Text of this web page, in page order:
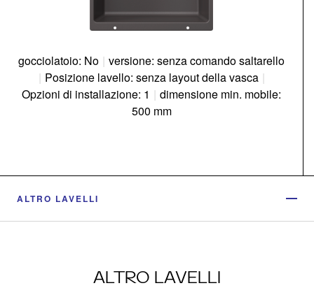
gocciolatoio: No | versione: senza comando saltarello
| Posizione lavello: senza layout della vasca |
Opzioni di installazione: 1 | dimensione min. mobile:
500 mm
ALTRO LAVELLI
ALTRO LAVELLI